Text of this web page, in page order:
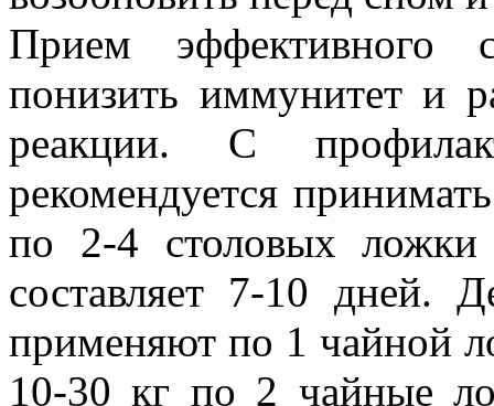
Прием эффективного
понизить иммунитет и
реакции. С
рекомендуется
по 2-4 столовых
составляет 7-10 дней.
применяют по 1 чайной
10-30 кг по 2 чайные